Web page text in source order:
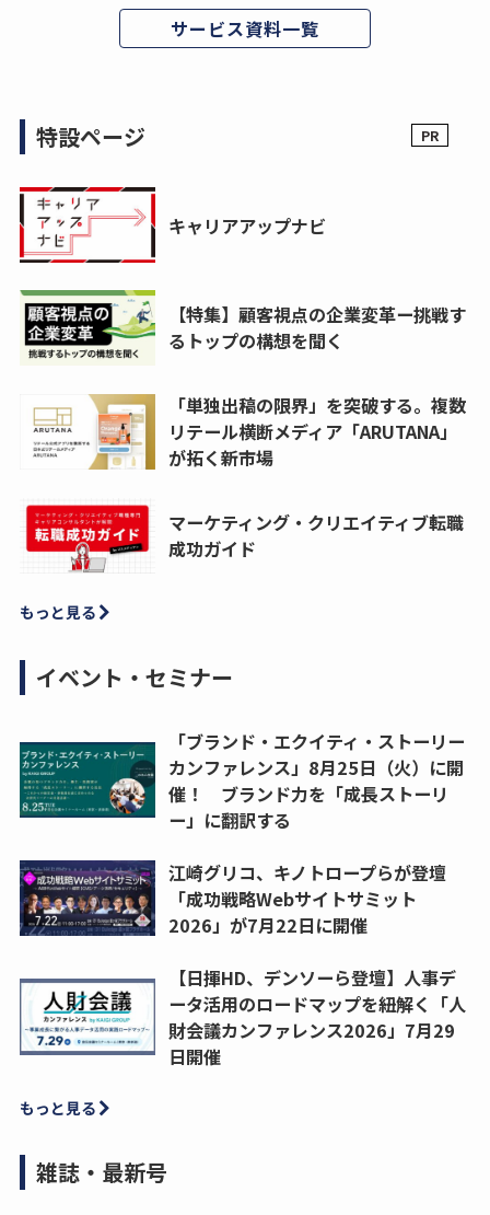
サービス資料一覧
特設ページ
キャリアアップナビ
【特集】顧客視点の企業変革ー挑戦す
るトップの構想を聞く
「単独出稿の限界」を突破する。複数
リテール横断メディア「ARUTANA」
が拓く新市場
マーケティング・クリエイティブ転職
成功ガイド
もっと見る
イベント・セミナー
「ブランド・エクイティ・ストーリー
カンファレンス」8月25日（火）に開
催！ ブランド力を「成長ストーリ
ー」に翻訳する
江崎グリコ、キノトロープらが登壇
「成功戦略Webサイトサミット
2026」が7月22日に開催
【日揮HD、デンソーら登壇】人事デ
ータ活用のロードマップを紐解く「人
財会議カンファレンス2026」7月29
日開催
もっと見る
雑誌・最新号